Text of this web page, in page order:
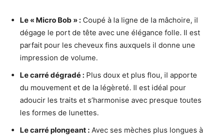
Le « Micro Bob » : Coupé à la ligne de la mâchoire, il
dégage le port de tête avec une élégance folle. Il est
parfait pour les cheveux fins auxquels il donne une
impression de volume.
Le carré dégradé : Plus doux et plus flou, il apporte
du mouvement et de la légèreté. Il est idéal pour
adoucir les traits et s’harmonise avec presque toutes
les formes de lunettes.
Le carré plongeant : Avec ses mèches plus longues à